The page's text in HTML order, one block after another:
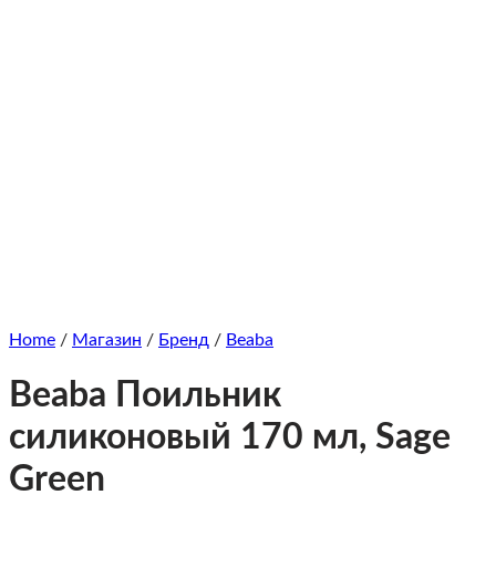
Home / Магазин / Бренд / Beaba
Beaba Поильник
силиконовый 170 мл, Sage
Green